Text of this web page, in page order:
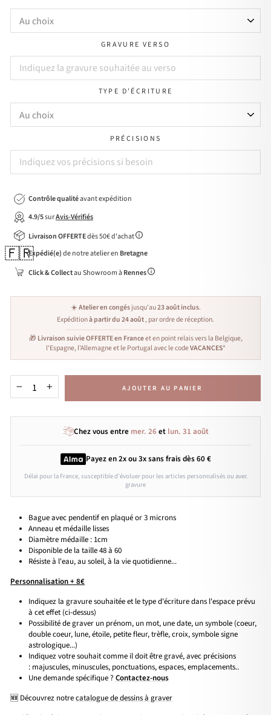
GRAVURE VERSO
TYPE D'ÉCRITURE
PRÉCISIONS
Contrôle qualitéavant expédition
4.9/5surAvis-Vérifiés
Livraison OFFERTEdès 50€ d'achat
🇫🇷Expédié(e)de notre atelier en Bretagne
Click & Collectau Showroom àRennes
☀️Atelier en congésjusqu'au23 août inclus.
Expéditionà partir du 24 août, par ordre de réception.
🎁 Livraison suivie OFFERTE en Franceet en point relais vers la Belgique,
l'Espagne, l'Allemagne et le Portugal avec le codeVACANCES*
+ AJOUTER AU PANIER
Chez vous entre mer. 26et lun. 31 août
Payez en 2x ou 3xsans fraisdès 60 €
Délai pour la France, susceptible d'évoluer pour les articles personnalisés ou avec
gravure
Bague avec pendentif en plaqué or 3 microns
Anneau et médaille lisses
Diamètre médaille : 1cm
Disponible de la taille 48 à 60
Résiste à l'eau, au soleil, à la vie quotidienne...
Personnalisation + 8€
Indiquez la gravure souhaitée et le type d'écriture dans l'espace prévu
à cet effet (ci-dessus)
Possibilité de graver un prénom, un mot, une date, un symbole (coeur,
double coeur, lune, étoile, petite fleur, trèfle, croix, symbole signe
astrologique...)
Indiquez votre souhait comme il doit être gravé, avec précisions
: majuscules, minuscules, ponctuations, espaces, emplacements..
Une demande spécifique ? Contactez-nous
🆕 Découvrez notrecatalogue de dessins à graver